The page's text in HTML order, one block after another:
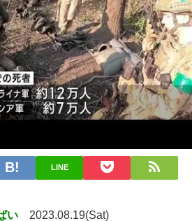
LINE
い
2023.08.19(Sat)